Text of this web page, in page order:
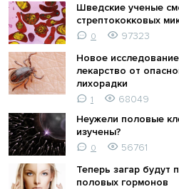
Шведские ученые
стрептококковых
0
97323
Новое
лекарство от
лихорадки
1
68049
Неужели половые
изучены?
0
56761
Теперь загар будут
половых гормонов